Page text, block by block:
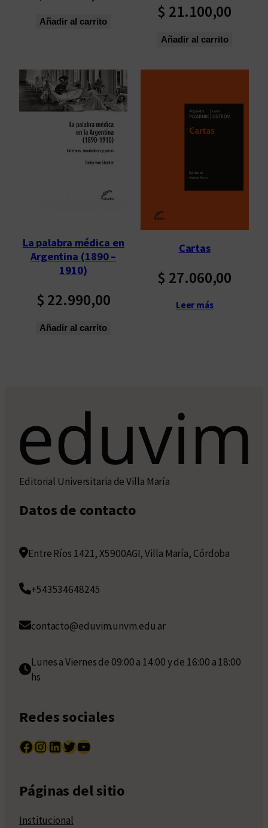
i
Añadir al carrito
$ 21.100,00
Añadir al carrito
La palabra médica en
Argentina (1890 –
1910)
$ 22.990,00
Añadir al carrito
Cartas
$ 27.060,00
Leer más
Editorial Universitaria de Villa María
Datos de contacto
Entre Ríos 1421, X5900AGI, Villa María, Córdoba
+543534648245
contacto@eduvim.unvm.edu.ar
Lunes a Viernes de 09:00 a 14:00 y de 16:00 a 18:00
hs
Redes sociales
Facebook InstagramLinkedIn Twitter YouTube
Páginas del sitio
Institucional